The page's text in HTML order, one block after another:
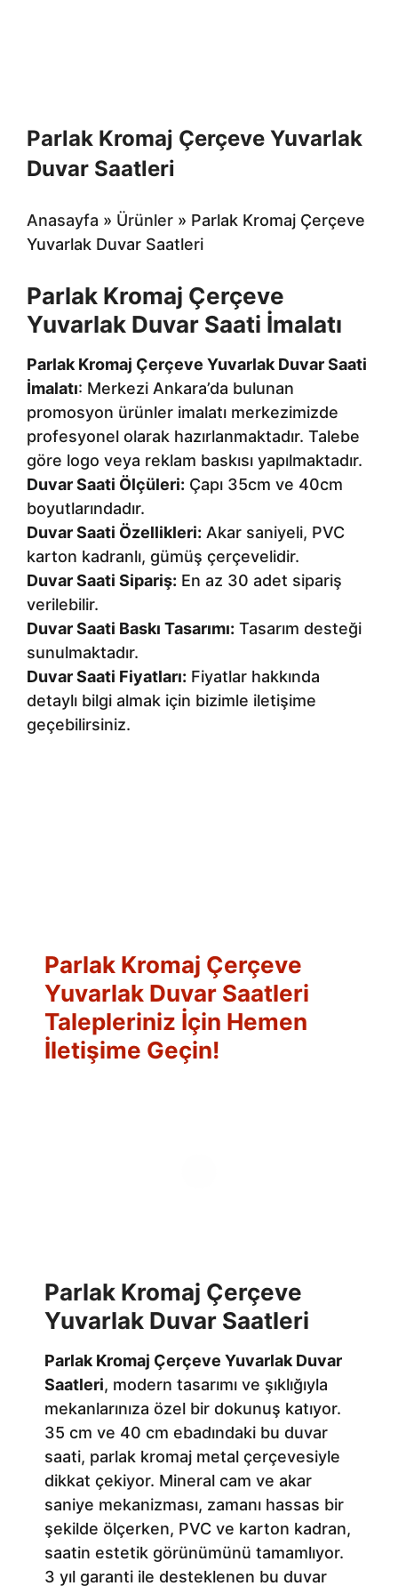
Parlak Kromaj Çerçeve Yuvarlak
Duvar Saatleri
Anasayfa » Ürünler » Parlak Kromaj Çerçeve
Yuvarlak Duvar Saatleri
Parlak Kromaj Çerçeve
Yuvarlak Duvar Saati İmalatı
Parlak Kromaj Çerçeve Yuvarlak Duvar Saati
İmalatı: Merkezi Ankara’da bulunan
promosyon ürünler imalatı merkezimizde
profesyonel olarak hazırlanmaktadır. Talebe
göre logo veya reklam baskısı yapılmaktadır.
Duvar Saati Ölçüleri: Çapı 35cm ve 40cm
boyutlarındadır.
Duvar Saati Özellikleri: Akar saniyeli, PVC
karton kadranlı, gümüş çerçevelidir.
Duvar Saati Sipariş: En az 30 adet sipariş
verilebilir.
Duvar Saati Baskı Tasarımı: Tasarım desteği
sunulmaktadır.
Duvar Saati Fiyatları: Fiyatlar hakkında
detaylı bilgi almak için bizimle iletişime
geçebilirsiniz.
Parlak Kromaj Çerçeve
Yuvarlak Duvar Saatleri
Talepleriniz İçin Hemen
İletişime Geçin!
Parlak Kromaj Çerçeve
Yuvarlak Duvar Saatleri
Parlak Kromaj Çerçeve Yuvarlak Duvar
Saatleri, modern tasarımı ve şıklığıyla
mekanlarınıza özel bir dokunuş katıyor.
35 cm ve 40 cm ebadındaki bu duvar
saati, parlak kromaj metal çerçevesiyle
dikkat çekiyor. Mineral cam ve akar
saniye mekanizması, zamanı hassas bir
şekilde ölçerken, PVC ve karton kadran,
saatin estetik görünümünü tamamlıyor.
3 yıl garanti ile desteklenen bu duvar